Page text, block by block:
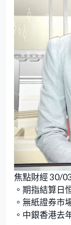
U
n
m
u
t
e
焦點財經 30/
。期指結算日
。無紙證券市
。中銀香港去